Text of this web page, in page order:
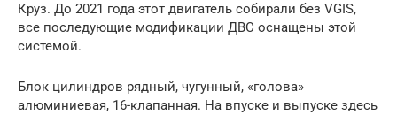
Круз. До 2021 года этот двигатель собирали без VGIS,
все последующие модификации ДВС оснащены этой
системой.
Блок цилиндров рядный, чугунный, «голова»
алюминиевая, 16-клапанная. На впуске и выпуске здесь